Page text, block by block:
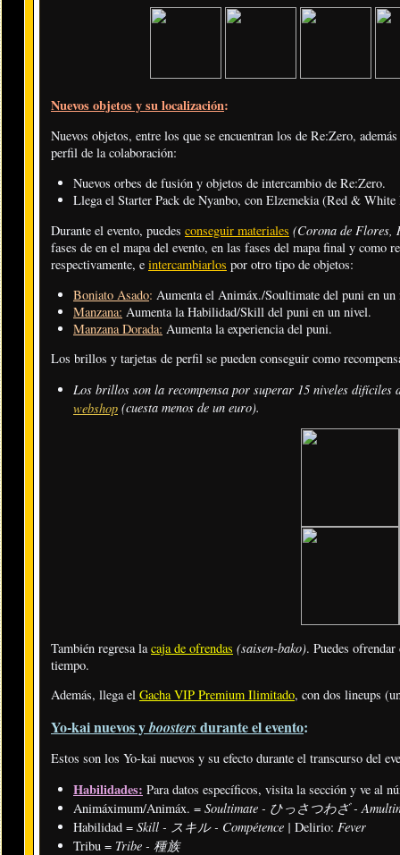
Nuevos objetos y su localización:
Nuevos objetos, entre los que se encuentran los de Re:Zero,
perfil de la colaboración:
Nuevos orbes de fusión y objetos de intercambio de Re:Zero.
Llega el Starter Pack de Nyanbo, con Elzemekia (Red &
Durante el evento, puedes conseguir materiales (Corona de Flores,
fases de en el mapa del evento, en las fases del mapa final y como
respectivamente, e intercambiarlos por otro tipo de objetos:
Boniato Asado: Aumenta el Animáx./Soultimate del puni en un
Manzana: Aumenta la Habilidad/Skill del puni en un nivel.
Manzana Dorada: Aumenta la experiencia del puni.
Los brillos y tarjetas de perfil se pueden conseguir como
Los brillos son la recompensa por superar 15 niveles difíciles
webshop (cuesta menos de un euro).
También regresa la caja de ofrendas (saisen-bako). Puedes
tiempo.
Además, llega el Gacha VIP Premium Ilimitado, con dos lineups
Yo-kai nuevos yboostersdurante el evento:
Estos son los Yo-kai nuevos y su efecto durante el transcurso del
Habilidades: Para datos específicos, visita la sección y ve al
Animáximum/Animáx. = Soultimate - ひっさつわざ -
Habilidad = Skill - スキル - Compétence | Delirio: Fever
Tribu = Tribe - 種族